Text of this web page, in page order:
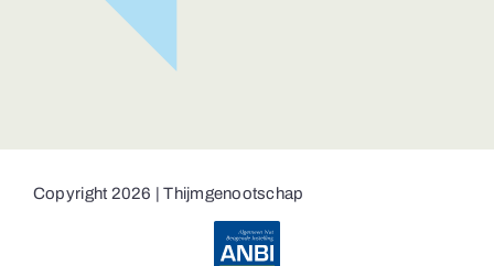
Copyright 2026 | Thijmgenootschap